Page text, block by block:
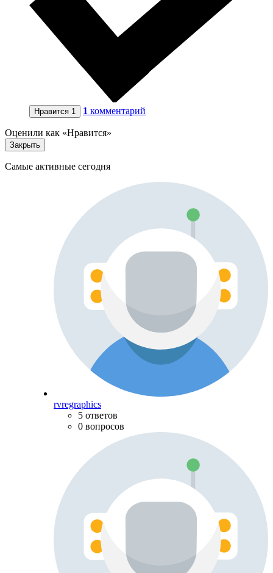
Нравится 1 1 комментарий
Оценили как «Нравится»
Закрыть
Самые активные сегодня
rvregraphics
5 ответов
0 вопросов